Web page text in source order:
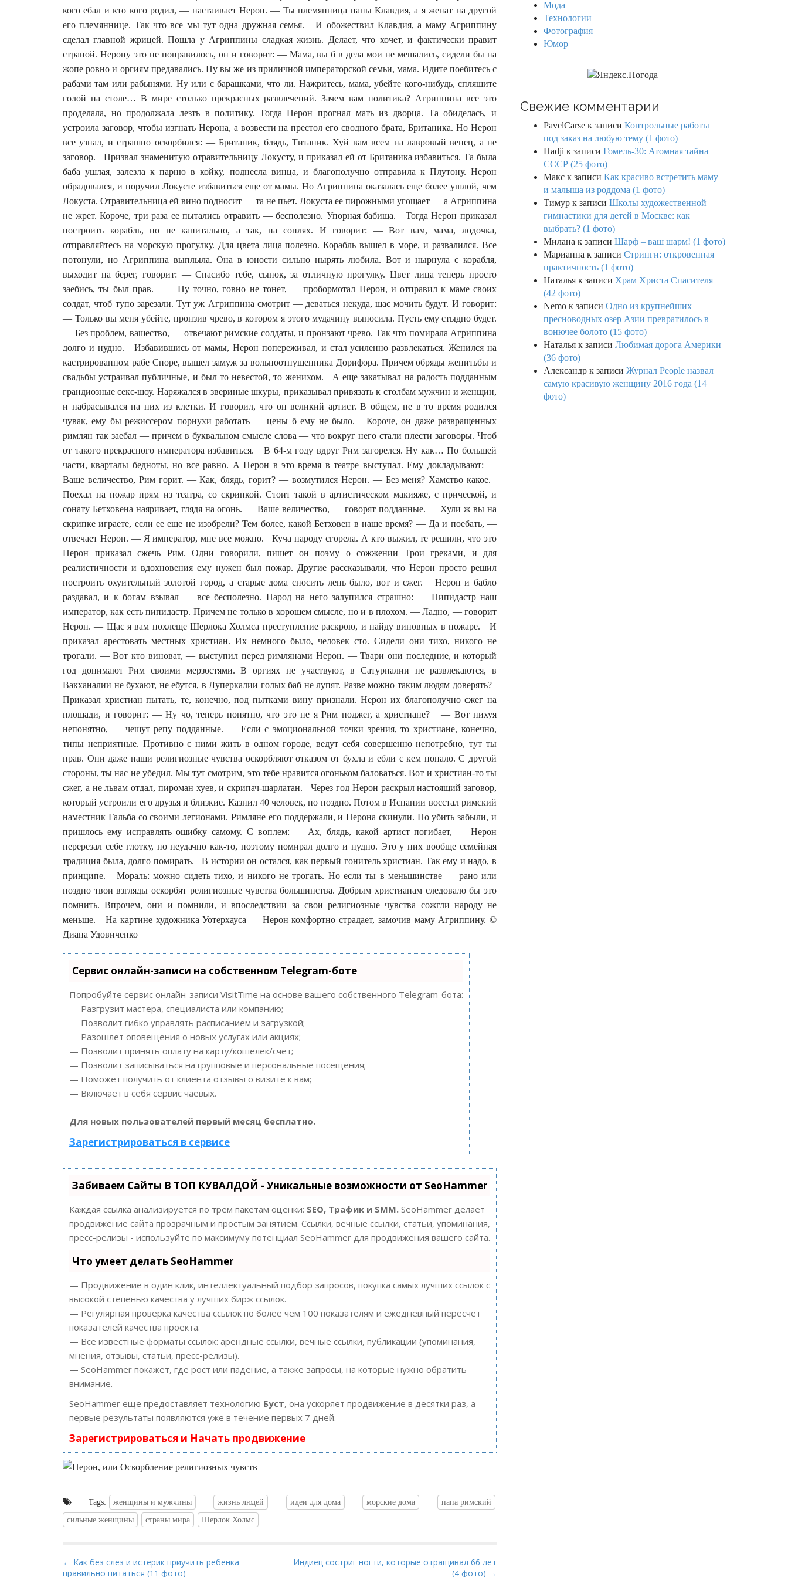
кого ебал и кто кого родил, — настаивает Нерон. — Ты племянница папы Клавдия, а я женат на другой
его племяннице. Так что все мы тут одна дружная семья. И обожествил Клавдия, а маму Агриппину
сделал главной жрицей. Пошла у Агриппины сладкая жизнь. Делает, что хочет, и фактически правит
страной. Нерону это не понравилось, он и говорит: — Мама, вы б в дела мои не мешались, сидели бы на
жопе ровно и оргиям предавались. Ну вы же из приличной императорской семьи, мама. Идите поебитесь с
рабами там или рабынями. Ну или с барашками, что ли. Нажритесь, мама, убейте кого-нибудь, спляшите
голой на столе… В мире столько прекрасных развлечений. Зачем вам политика? Агриппина все это
проделала, но продолжала лезть в политику. Тогда Нерон прогнал мать из дворца. Та обиделась, и
устроила заговор, чтобы изгнать Нерона, а возвести на престол его сводного брата, Британика. Но Нерон
все узнал, и страшно оскорбился: — Британик, блядь, Титаник. Хуй вам всем на лавровый венец, а не
заговор. Призвал знаменитую отравительницу Локусту, и приказал ей от Британика избавиться. Та была
баба ушлая, залезла к парню в койку, поднесла винца, и благополучно отправила к Плутону. Нерон
обрадовался, и поручил Локусте избавиться еще от мамы. Но Агриппина оказалась еще более ушлой, чем
Локуста. Отравительница ей вино подносит — та не пьет. Локуста ее пирожными угощает — а Агриппина
не жрет. Короче, три раза ее пытались отравить — бесполезно. Упорная бабища. Тогда Нерон приказал
построить корабль, но не капитально, а так, на соплях. И говорит: — Вот вам, мама, лодочка,
отправляйтесь на морскую прогулку. Для цвета лица полезно. Корабль вышел в море, и развалился. Все
потонули, но Агриппина выплыла. Она в юности сильно нырять любила. Вот и нырнула с корабля,
выходит на берег, говорит: — Спасибо тебе, сынок, за отличную прогулку. Цвет лица теперь просто
заебись, ты был прав. — Ну точно, говно не тонет, — пробормотал Нерон, и отправил к маме своих
солдат, чтоб тупо зарезали. Тут уж Агриппина смотрит — деваться некуда, щас мочить будут. И говорит:
— Только вы меня убейте, пронзив чрево, в котором я этого мудачину выносила. Пусть ему стыдно будет.
— Без проблем, вашество, — отвечают римские солдаты, и пронзают чрево. Так что помирала Агриппина
долго и нудно. Избавившись от мамы, Нерон попереживал, и стал усиленно развлекаться. Женился на
кастрированном рабе Споре, вышел замуж за вольноотпущенника Дорифора. Причем обряды женитьбы и
свадьбы устраивал публичные, и был то невестой, то женихом. А еще закатывал на радость подданным
грандиозные секс-шоу. Наряжался в звериные шкуры, приказывал привязать к столбам мужчин и женщин,
и набрасывался на них из клетки. И говорил, что он великий артист. В общем, не в то время родился
чувак, ему бы режиссером порнухи работать — цены б ему не было. Короче, он даже развращенных
римлян так заебал — причем в буквальном смысле слова — что вокруг него стали плести заговоры. Чтоб
от такого прекрасного императора избавиться. В 64-м году вдруг Рим загорелся. Ну как… По большей
части, кварталы бедноты, но все равно. А Нерон в это время в театре выступал. Ему докладывают: —
Ваше величество, Рим горит. — Как, блядь, горит? — возмутился Нерон. — Без меня? Хамство какое.
Поехал на пожар прям из театра, со скрипкой. Стоит такой в артистическом макияже, с прической, и
сонату Бетховена наяривает, глядя на огонь. — Ваше величество, — говорят подданные. — Хули ж вы на
скрипке играете, если ее еще не изобрели? Тем более, какой Бетховен в наше время? — Да и поебать, —
отвечает Нерон. — Я император, мне все можно. Куча народу сгорела. А кто выжил, те решили, что это
Нерон приказал сжечь Рим. Одни говорили, пишет он поэму о сожжении Трои греками, и для
реалистичности и вдохновения ему нужен был пожар. Другие рассказывали, что Нерон просто решил
построить охуительный золотой город, а старые дома сносить лень было, вот и сжег. Нерон и бабло
раздавал, и к богам взывал — все бесполезно. Народ на него залупился страшно: — Пипидастр наш
император, как есть пипидастр. Причем не только в хорошем смысле, но и в плохом. — Ладно, — говорит
Нерон. — Щас я вам похлеще Шерлока Холмса преступление раскрою, и найду виновных в пожаре. И
приказал арестовать местных христиан. Их немного было, человек сто. Сидели они тихо, никого не
трогали. — Вот кто виноват, — выступил перед римлянами Нерон. — Твари они последние, и который
год донимают Рим своими мерзостями. В оргиях не участвуют, в Сатурналии не развлекаются, в
Вакханалии не бухают, не ебутся, в Луперкалии голых баб не лупят. Разве можно таким людям доверять?
Приказал христиан пытать, те, конечно, под пытками вину признали. Нерон их благополучно сжег на
площади, и говорит: — Ну чо, теперь понятно, что это не я Рим поджег, а христиане? — Вот нихуя
непонятно, — чешут репу подданные. — Если с эмоциональной точки зрения, то христиане, конечно,
типы неприятные. Противно с ними жить в одном городе, ведут себя совершенно непотребно, тут ты
прав. Они даже наши религиозные чувства оскорбляют отказом от бухла и ебли с кем попало. С другой
стороны, ты нас не убедил. Мы тут смотрим, это тебе нравится огоньком баловаться. Вот и христиан-то ты
сжег, а не львам отдал, пироман хуев, и скрипач-шарлатан. Через год Нерон раскрыл настоящий заговор,
который устроили его друзья и близкие. Казнил 40 человек, но поздно. Потом в Испании восстал римский
наместник Гальба со своими легионами. Римляне его поддержали, и Нерона скинули. Но убить забыли, и
пришлось ему исправлять ошибку самому. С воплем: — Ах, блядь, какой артист погибает, — Нерон
перерезал себе глотку, но неудачно как-то, поэтому помирал долго и нудно. Это у них вообще семейная
традиция была, долго помирать. В истории он остался, как первый гонитель христиан. Так ему и надо, в
принципе. Мораль: можно сидеть тихо, и никого не трогать. Но если ты в меньшинстве — рано или
поздно твои взгляды оскорбят религиозные чувства большинства. Добрым христианам следовало бы это
помнить. Впрочем, они и помнили, и впоследствии за свои религиозные чувства сожгли народу не
меньше. На картине художника Уотерхауса — Нерон комфортно страдает, замочив маму Агриппину. ©
Диана Удовиченко
Сервис онлайн-записи на собственном Telegram-боте
Попробуйте сервис онлайн-записи VisitTime на основе вашего собственного Telegram-бота:
— Разгрузит мастера, специалиста или компанию;
— Позволит гибко управлять расписанием и загрузкой;
— Разошлет оповещения о новых услугах или акциях;
— Позволит принять оплату на карту/кошелек/счет;
— Позволит записываться на групповые и персональные посещения;
— Поможет получить от клиента отзывы о визите к вам;
— Включает в себя сервис чаевых.
Для новых пользователей первый месяц бесплатно.
Зарегистрироваться в сервисе
Забиваем Сайты В ТОП КУВАЛДОЙ - Уникальные возможности от SeoHammer
Каждая ссылка анализируется по трем пакетам оценки: SEO, Трафик и SMM. SeoHammer делает
продвижение сайта прозрачным и простым занятием. Ссылки, вечные ссылки, статьи, упоминания,
пресс-релизы - используйте по максимуму потенциал SeoHammer для продвижения вашего сайта.
Что умеет делать SeoHammer
— Продвижение в один клик, интеллектуальный подбор запросов, покупка самых лучших ссылок с
высокой степенью качества у лучших бирж ссылок.
— Регулярная проверка качества ссылок по более чем 100 показателям и ежедневный пересчет
показателей качества проекта.
— Все известные форматы ссылок: арендные ссылки, вечные ссылки, публикации (упоминания,
мнения, отзывы, статьи, пресс-релизы).
— SeoHammer покажет, где рост или падение, а также запросы, на которые нужно обратить
внимание.
SeoHammer еще предоставляет технологию Буст, она ускоряет продвижение в десятки раз, а
первые результаты появляются уже в течение первых 7 дней.
Зарегистрироваться и Начать продвижение
Tags: женщины и мужчины жизнь людей идеи для дома морские дома
папа римский
сильные женщины
страны мира Шерлок Холмс
P
← Как без слез и истерик приучить ребенка
правильно питаться (11 фото)
Индиец состриг ногти, которые отращивал 66 лет
(4 фото) →
Мода
Технологии
Фотография
Юмор
Свежие комментарии
PavelCarse к записи Контрольные работы
под заказ на любую тему (1 фото)
Hadji к записи Гомель-30: Атомная тайна
СССР (25 фото)
Макс к записи Как красиво встретить маму
и малыша из роддома (1 фото)
Тимур к записи Школы художественной
гимнастики для детей в Москве: как
выбрать? (1 фото)
Милана к записи Шарф – ваш шарм! (1 фото)
Марианна к записи Стринги: откровенная
практичность (1 фото)
Наталья к записи Храм Христа Спасителя
(42 фото)
Nemo к записи Одно из крупнейших
пресноводных озер Азии превратилось в
вонючее болото (15 фото)
Наталья к записи Любимая дорога Америки
(36 фото)
Александр к записи Журнал People назвал
самую красивую женщину 2016 года (14
фото)